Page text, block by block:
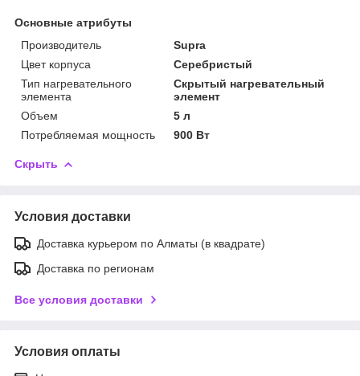
Основные атрибуты
Производитель
Supra
Цвет корпуса
Серебристый
Тип нагревательного
элемента
Скрытый нагревательный
элемент
Объем
5 л
Потребляемая мощность
900 Вт
Скрыть
Условия доставки
Доставка курьером по Алматы (в квадрате)
Доставка по регионам
Все условия доставки
Условия оплаты